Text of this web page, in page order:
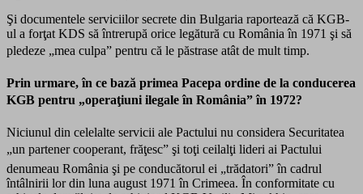
Şi documentele serviciilor secrete din Bulgaria raportează că KGB-
ul a forţat KDS să întrerupă orice legătură cu România în 1971 şi să
pledeze „mea culpa” pentru că le păstrase atât de mult timp.
Prin urmare, în ce bază primea Pacepa ordine de la conducerea
KGB pentru „operaţiuni ilegale în România” în 1972?
Niciunul din celelalte servicii ale Pactului nu considera Securitatea
„un partener cooperant, frăţesc” şi toţi ceilalţi lideri ai Pactului
denumeau România şi pe conducătorul ei „trădatori” în cadrul
întâlnirii lor din luna august 1971 în Crimeea. În conformitate cu